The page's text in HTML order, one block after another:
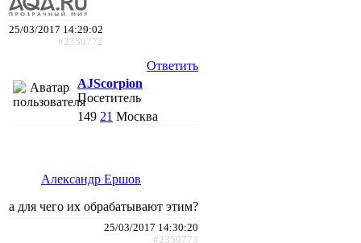
25/03/2017 14:29:02
#2359772
Ответить
AJScorpion
Посетитель
149 21 Москва
Александр Ершов
а для чего их обрабатывают этим?
25/03/2017 14:30:20
#2359773